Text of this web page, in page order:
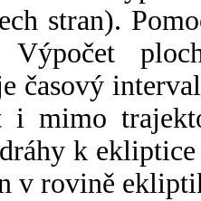
stran).
Výpočet
časový
i mimo
k
v rovině